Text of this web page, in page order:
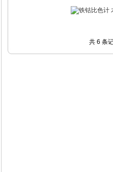
共 6 条